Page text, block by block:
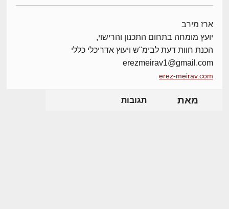
ארז מירב
יועץ מומחה בתחום התכנון והרישוי,
הכנת חוות דעת לבימ"ש ויעוץ אדריכלי כללי
erezmeirav1@gmail.com
erez-meirav.com
מאת תגובות